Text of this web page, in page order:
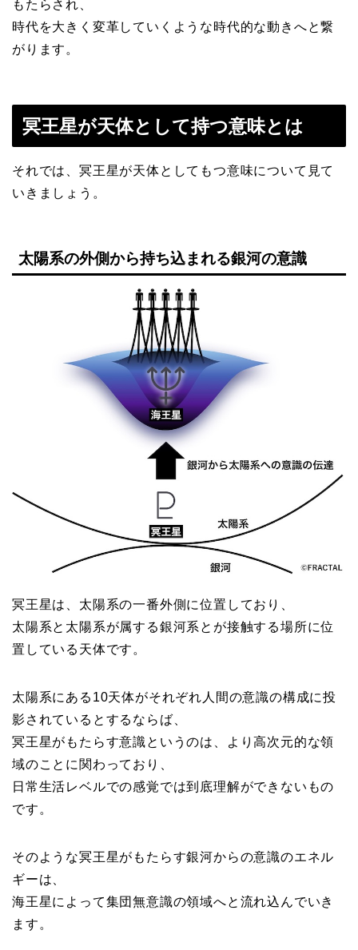
もたらされ、
時代を大きく変革していくような時代的な動きへと繋
がります。
冥王星が天体として持つ意味とは
それでは、冥王星が天体としてもつ意味について見て
いきましょう。
太陽系の外側から持ち込まれる銀河の意識
冥王星は、太陽系の一番外側に位置しており、
太陽系と太陽系が属する銀河系とが接触する場所に位
置している天体です。
太陽系にある10天体がそれぞれ人間の意識の構成に投
影されているとするならば、
冥王星がもたらす意識というのは、より高次元的な領
域のことに関わっており、
日常生活レベルでの感覚では到底理解ができないもの
です。
そのような冥王星がもたらす銀河からの意識のエネル
ギーは、
海王星によって集団無意識の領域へと流れ込んでいき
ます。